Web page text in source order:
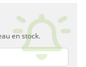
en stock.